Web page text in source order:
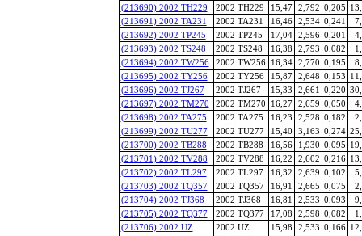
(213690) 2002 TH229
2002 TH229 15,47 2,792 0,205
(213691) 2002 TA231
2002 TA231 16,46 2,534 0,241
(213692) 2002 TP245
2002 TP245 17,04 2,596 0,201
(213693) 2002 TS248
2002 TS248 16,38 2,793 0,082
(213694) 2002 TW256
2002 TW256 16,34 2,770 0,195
(213695) 2002 TY256
2002 TY256 15,87 2,648 0,153
(213696) 2002 TJ267
2002 TJ267 15,33 2,661 0,220
(213697) 2002 TM270
2002 TM270 16,27 2,659 0,050
(213698) 2002 TA275
2002 TA275 16,23 2,528 0,182
(213699) 2002 TU277
2002 TU277 15,40 3,163 0,274
(213700) 2002 TB288
2002 TB288 16,56 1,930 0,095
(213701) 2002 TV288
2002 TV288 16,22 2,602 0,216
(213702) 2002 TL297
2002 TL297 16,32 2,639 0,102
(213703) 2002 TQ357
2002 TQ357 16,91 2,665 0,075
(213704) 2002 TJ368
2002 TJ368 16,81 2,533 0,093
(213705) 2002 TQ377
2002 TQ377 17,08 2,598 0,082
(213706) 2002 UZ
2002 UZ 15,98 2,533 0,166